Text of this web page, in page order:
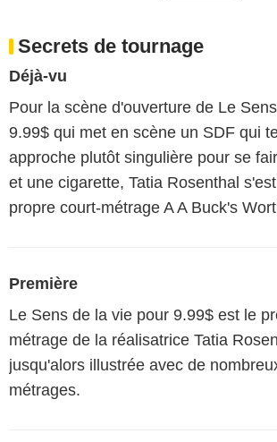
Secrets de tournage
Déjà-vu
Pour la scène d'ouverture de Le
9.99$ qui met en scène un SDF qui
approche plutôt singulière pour se
et une cigarette, Tatia Rosenthal
propre court-métrage A A Buck's
Première
Le Sens de la vie pour 9.99$ est le
métrage de la réalisatrice Tatia
jusqu'alors illustrée avec de
métrages.